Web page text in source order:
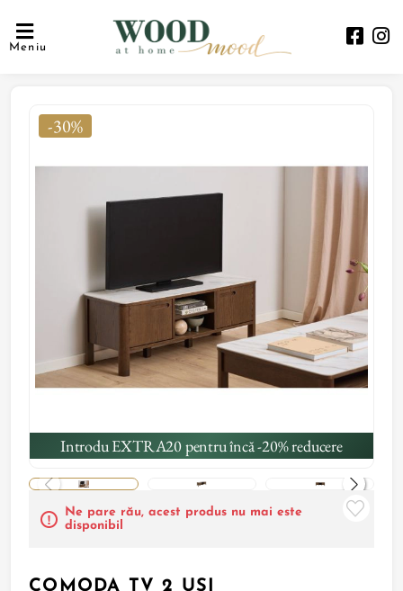
Meniu
-30%
Introdu EXTRA20 pentru încă -20% reducere
Ne pare rău, acest produs nu mai este
disponibil
COMODA TV 2 USI